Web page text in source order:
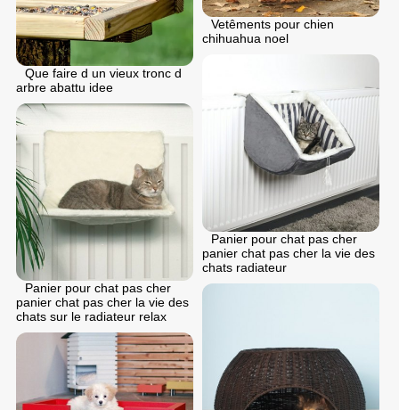
Que faire d un vieux tronc d
arbre abattu idee
Vetêments pour chien
chihuahua noel
Panier pour chat pas cher
panier chat pas cher la vie des
chats radiateur
Panier pour chat pas cher
panier chat pas cher la vie des
chats sur le radiateur relax